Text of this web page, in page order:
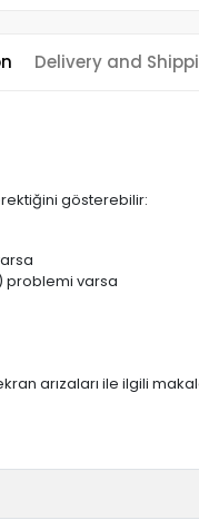
Delivery and
gösterebilir:
problemi varsa
arızaları ile ilgili